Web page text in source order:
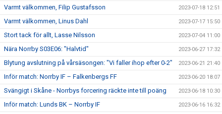
Varmt välkommen, Filip Gustafsson 2023-07-18 12:51
Varmt välkommen, Linus Dahl 2023-07-17 15:50
Stort tack för allt, Lasse Nilsson 2023-07-04 11:00
Nära Norrby S03E06: "Halvtid" 2023-06-27 17:32
Blytung avslutning på vårsäsongen: "Vi faller ihop efter 0-2" 2023-06-21 21:40
Inför match: Norrby IF – Falkenbergs FF 2023-06-20 18:07
Svängigt i Skåne - Norrbys forcering räckte inte till poäng 2023-06-18 10:30
Inför match: Lunds BK – Norrby IF 2023-06-16 16:32